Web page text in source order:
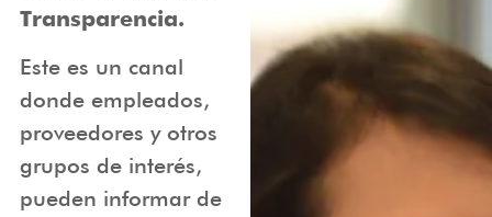
Transparencia.
​Este es un canal
donde empleados,
proveedores y otros
grupos de interés,
pueden informar de